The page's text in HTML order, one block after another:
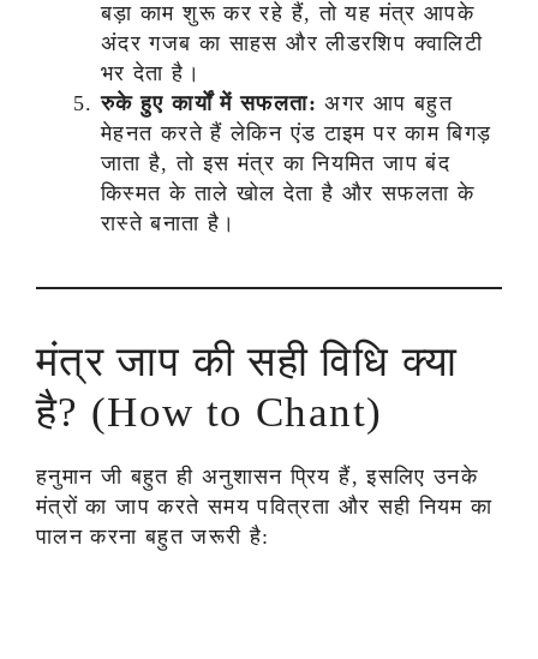
बड़ा काम शुरू कर रहे हैं, तो यह मंत्र आपके
अंदर गजब का साहस और लीडरशिप क्वालिटी
भर देता है।
रुके हुए कार्यों में सफलता: अगर आप बहुत
मेहनत करते हैं लेकिन एंड टाइम पर काम बिगड़
जाता है, तो इस मंत्र का नियमित जाप बंद
किस्मत के ताले खोल देता है और सफलता के
रास्ते बनाता है।
मंत्र जाप की सही विधि क्या
है? (How to Chant)
हनुमान जी बहुत ही अनुशासन प्रिय हैं, इसलिए उनके
मंत्रों का जाप करते समय पवित्रता और सही नियम का
पालन करना बहुत जरूरी है: